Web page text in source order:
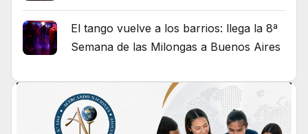
El tango vuelve a los barrios: llega la 8ª
Semana de las Milongas a Buenos Aires